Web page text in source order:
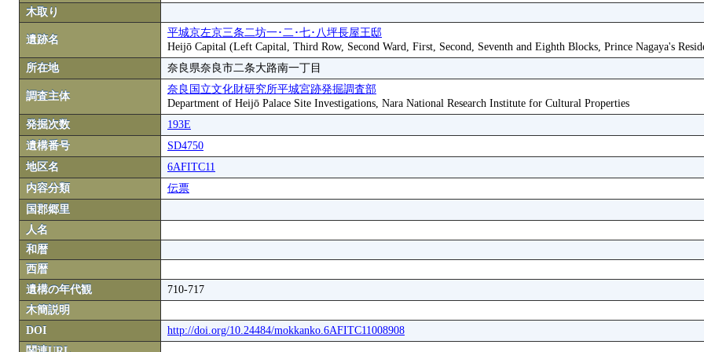
木取り
遺跡名
平城京左京三条二坊一･二･七･八坪長屋王邸
Heijō Capital (Left Capital, Third Row, Second Ward, First, Second, Seventh and Eighth Blocks, Prince Nagaya's
所在地
奈良県奈良市二条大路南一丁目
調査主体
奈良国立文化財研究所平城宮跡発掘調査部
Department of Heijō Palace Site Investigations, Nara National Research Institute for Cultural Properties
発掘次数
193E
遺構番号
SD4750
地区名
6AFITC11
内容分類
伝票
国郡郷里
人名
和暦
西暦
遺構の年代観
710-717
木簡説明
DOI
http://doi.org/10.24484/mokkanko.6AFITC11008908